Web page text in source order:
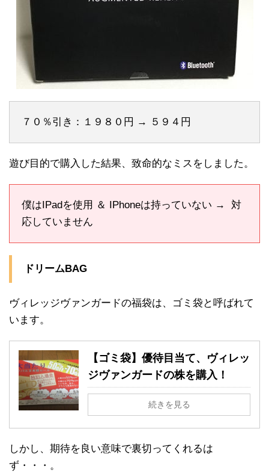
７０％引き：１９８０円 → ５９４円
遊び目的で購入した結果、致命的なミスをしました。
僕はIPadを使用 ＆ IPhoneは持っていない → 対
応していません
ドリームBAG
ヴィレッジヴァンガードの福袋は、ゴミ袋と呼ばれて
います。
【ゴミ袋】優待目当て、ヴィレッ
ジヴァンガードの株を購入！
続きを見る
しかし、期待を良い意味で裏切ってくれるは
ず・・・。